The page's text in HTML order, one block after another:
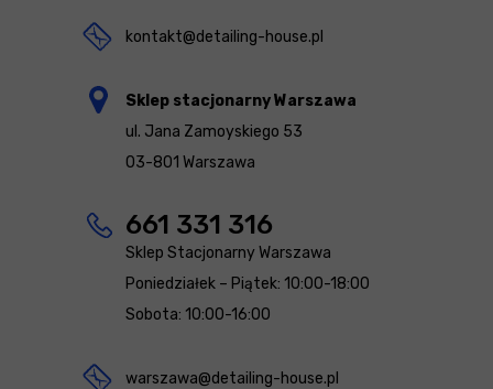
kontakt@detailing-house.pl
Sklep stacjonarny Warszawa
ul. Jana Zamoyskiego 53
03-801 Warszawa
661 331 316
Sklep Stacjonarny Warszawa
Poniedziałek – Piątek: 10:00-18:00
Sobota: 10:00-16:00
warszawa@detailing-house.pl